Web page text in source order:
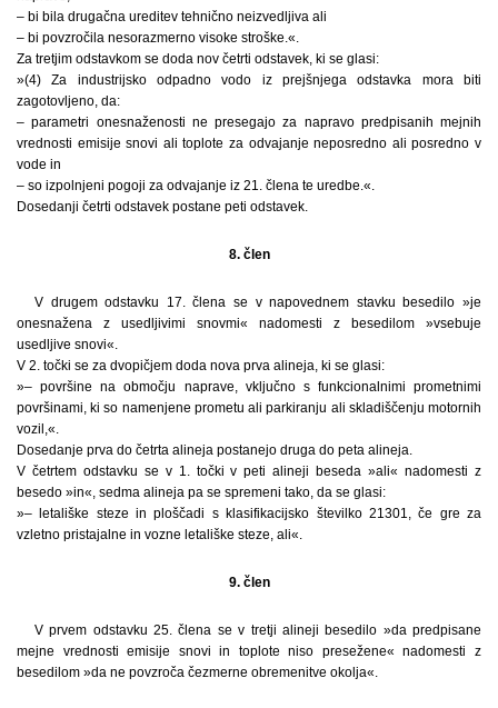
– bi bila drugačna ureditev tehnično neizvedljiva ali
– bi povzročila nesorazmerno visoke stroške.«.
Za tretjim odstavkom se doda nov četrti odstavek, ki se glasi:
»(4) Za industrijsko odpadno vodo iz prejšnjega odstavka mora biti
zagotovljeno, da:
– parametri onesnaženosti ne presegajo za napravo predpisanih mejnih
vrednosti emisije snovi ali toplote za odvajanje neposredno ali posredno v
vode in
– so izpolnjeni pogoji za odvajanje iz 21. člena te uredbe.«.
Dosedanji četrti odstavek postane peti odstavek.
8. člen
V drugem odstavku 17. člena se v napovednem stavku besedilo »je
onesnažena z usedljivimi snovmi« nadomesti z besedilom »vsebuje
usedljive snovi«.
V 2. točki se za dvopičjem doda nova prva alineja, ki se glasi:
»– površine na območju naprave, vključno s funkcionalnimi prometnimi
površinami, ki so namenjene prometu ali parkiranju ali skladiščenju motornih
vozil,«.
Dosedanje prva do četrta alineja postanejo druga do peta alineja.
V četrtem odstavku se v 1. točki v peti alineji beseda »ali« nadomesti z
besedo »in«, sedma alineja pa se spremeni tako, da se glasi:
»– letališke steze in ploščadi s klasifikacijsko številko 21301, če gre za
vzletno pristajalne in vozne letališke steze, ali«.
9. člen
V prvem odstavku 25. člena se v tretji alineji besedilo »da predpisane
mejne vrednosti emisije snovi in toplote niso presežene« nadomesti z
besedilom »da ne povzroča čezmerne obremenitve okolja«.